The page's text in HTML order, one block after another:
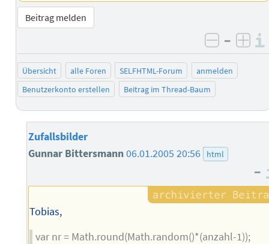
Beitrag melden
negativ
–
Übersicht alle Foren SELFHTML-Forum
anmelden
Benutzerkonto erstellen
Beitrag im Thread-Baum
Zufallsbilder
Gunnar Bittersmann06.01.2005 20:56 html
–
Tobias,
var nr = Math.round(Math.random()*(anzahl-1));